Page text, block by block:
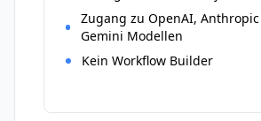
Zugang zu OpenAI,
Gemini Modellen
Kein Workflow Builder